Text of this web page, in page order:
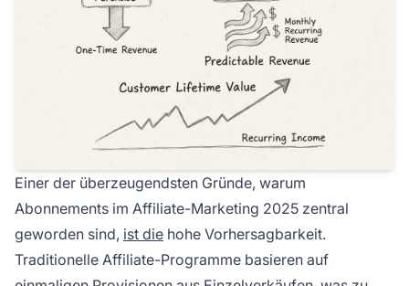
Einer der überzeugendsten Gründe, warum
Abonnements im Affiliate-Marketing 2025 zentral
geworden sind, ist die hohe Vorhersagbarkeit.
Traditionelle Affiliate-Programme basieren auf